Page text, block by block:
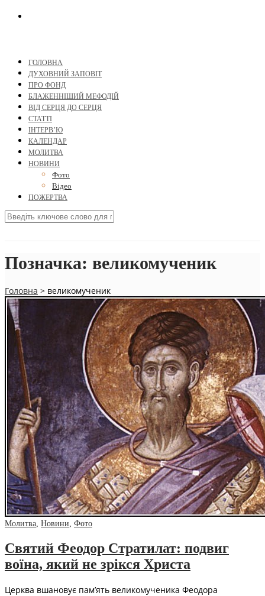
ГОЛОВНА
ДУХОВНИЙ ЗАПОВІТ
ПРО ФОНД
БЛАЖЕННІШИЙ МЕФОДІЙ
ВІД СЕРЦЯ ДО СЕРЦЯ
СТАТТІ
ІНТЕРВ’Ю
КАЛЕНДАР
МОЛИТВА
НОВИНИ
Фото
Відео
ПОЖЕРТВА
Позначка: великомученик
Головна > великомученик
Молитва, Новини, Фото
Святий Феодор Стратилат: подвиг
воїна, який не зрікся Христа
Церква вшановує пам’ять великомученика Феодора